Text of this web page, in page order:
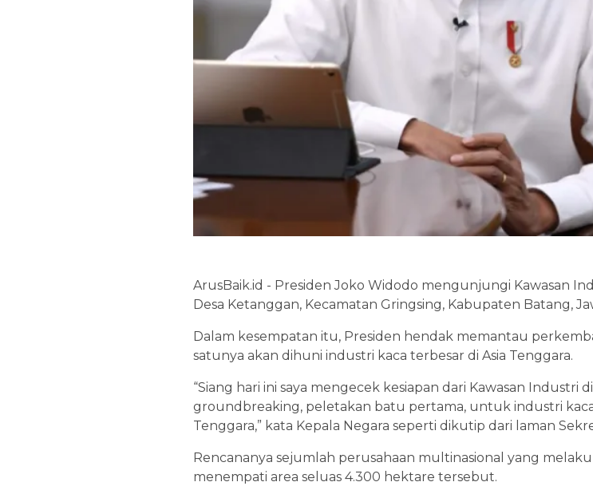
ArusBaik.id - Presiden Joko Widodo mengunjungi Kawasan
Desa Ketanggan, Kecamatan Gringsing, Kabupaten Batang,
Dalam kesempatan itu, Presiden hendak memantau
satunya akan dihuni industri kaca terbesar di Asia Tenggara.
“Siang hari ini saya mengecek kesiapan dari Kawasan Industri
groundbreaking, peletakan batu pertama, untuk industri
Tenggara,” kata Kepala Negara seperti dikutip dari laman
Rencananya sejumlah perusahaan multinasional yang
menempati area seluas 4.300 hektare tersebut.